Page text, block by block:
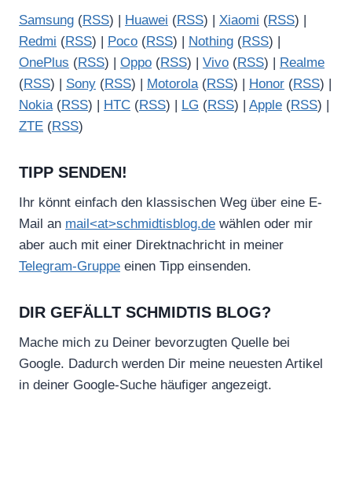
Samsung (RSS) | Huawei (RSS) | Xiaomi (RSS) |
Redmi (RSS) | Poco (RSS) | Nothing (RSS) |
OnePlus (RSS) | Oppo (RSS) | Vivo (RSS) |
Realme
(RSS) | Sony (RSS) | Motorola(RSS) | Honor (RSS) |
Nokia(RSS) | HTC (RSS) | LG (RSS) | Apple (RSS) |
ZTE (RSS)
TIPP SENDEN!
Ihr könnt einfach den klassischen Weg über eine E-
Mail an mail<at>schmidtisblog.de wählen oder mir
aber auch mit einer Direktnachricht in meiner
Telegram-Gruppe einen Tipp einsenden.
DIR GEFÄLLT SCHMIDTIS BLOG?
Mache mich zu Deiner bevorzugten Quelle bei
Google. Dadurch werden Dir meine neuesten Artikel
in deiner Google-Suche häufiger angezeigt.